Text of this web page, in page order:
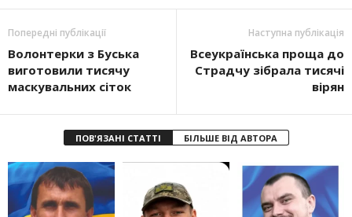
Попередні публікації
Волонтерки з Буська
виготовили тисячу
маскувальних сіток
Наступна публікація
Всеукраїнська проща до
Страдчу зібрала тисячі
вірян
ПОВ'ЯЗАНІ СТАТТІ БІЛЬШЕ ВІД АВТОРА